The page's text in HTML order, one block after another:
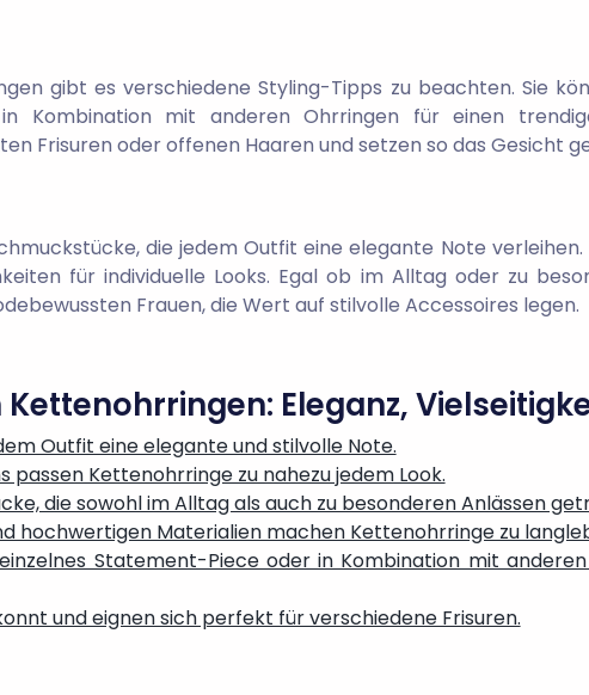
gibt es verschiedene Styling-Tipps zu beachten. Sie
Kombination mit anderen Ohrringen für einen
Frisuren oder offenen Haaren und setzen so das Gesicht
die jedem Outfit eine elegante Note
für individuelle Looks. Egal ob im Alltag oder zu
Frauen, die Wert auf stilvolle Accessoires legen.
Eleganz,
Outfit eine elegante und stilvolle Note.
passen Kettenohrringe zu nahezu jedem Look.
die sowohl im Alltag als auch zu besonderen Anlässen
hochwertigen Materialien machen Kettenohrringe zu
Statement-Piece oder in Kombination mit
und eignen sich perfekt für verschiedene Frisuren.